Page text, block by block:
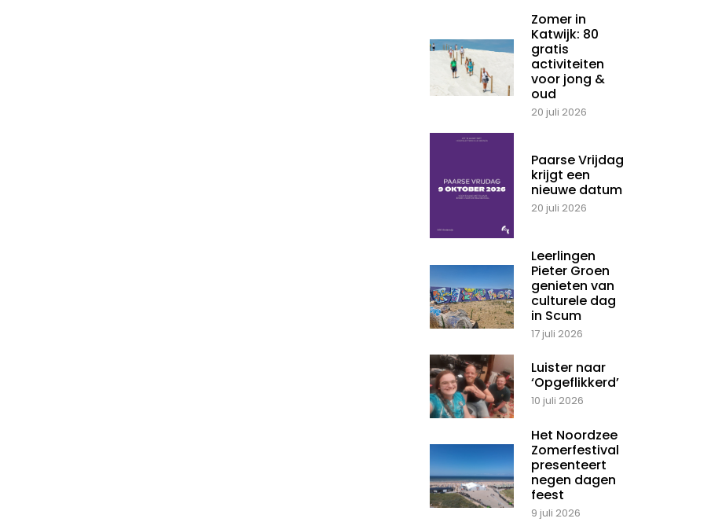
Zomer in
Katwijk: 80
gratis
activiteiten
voor jong &
oud
20 juli 2026
Paarse Vrijdag
krijgt een
nieuwe datum
20 juli 2026
Leerlingen
Pieter Groen
genieten van
culturele dag
in Scum
17 juli 2026
Luister naar
‘Opgeflikkerd’
10 juli 2026
Het Noordzee
Zomerfestival
presenteert
negen dagen
feest
9 juli 2026